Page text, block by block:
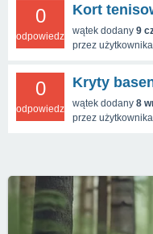
0
odpowiedzi
Kort
wątek dodany 9
przez użytkownika
0
odpowiedzi
Kryty
wątek dodany 8
przez użytkownika